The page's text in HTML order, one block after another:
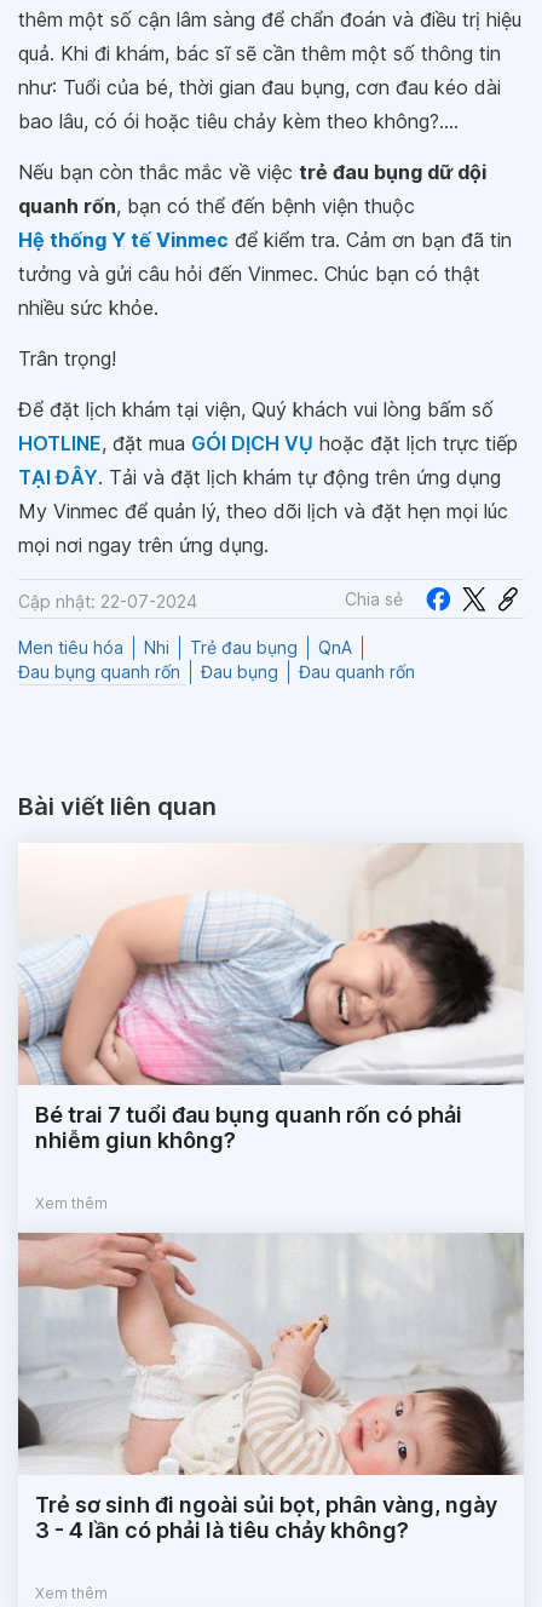
thêm một số cận lâm sàng để chẩn đoán và điều trị hiệu
quả. Khi đi khám, bác sĩ sẽ cần thêm một số thông tin
như: Tuổi của bé, thời gian đau bụng, cơn đau kéo dài
bao lâu, có ói hoặc tiêu chảy kèm theo không?....
Nếu bạn còn thắc mắc về việc trẻ đau bụng dữ dội
quanh rốn, bạn có thể đến bệnh viện thuộc
Hệ thống Y tế Vinmec để kiểm tra. Cảm ơn bạn đã tin
tưởng và gửi câu hỏi đến Vinmec. Chúc bạn có thật
nhiều sức khỏe.
Trân trọng!
Để đặt lịch khám tại viện, Quý khách vui lòng bấm số
HOTLINE, đặt mua GÓI DỊCH VỤ hoặc đặt lịch trực tiếp
TẠI ĐÂY. Tải và đặt lịch khám tự động trên ứng dụng
My Vinmec để quản lý, theo dõi lịch và đặt hẹn mọi lúc
mọi nơi ngay trên ứng dụng.
Cập nhật: 22-07-2024 Chia sẻ
Men tiêu hóa Nhi Trẻ đau bụng
QnA
Đau bụng quanh rốn
Đau bụng Đau quanh rốn
Bài viết liên quan
Bé trai 7 tuổi đau bụng quanh rốn có phải
nhiễm giun không?
Xem thêm
Trẻ sơ sinh đi ngoài sủi bọt, phân vàng, ngày
3 - 4 lần có phải là tiêu chảy không?
Xem thêm